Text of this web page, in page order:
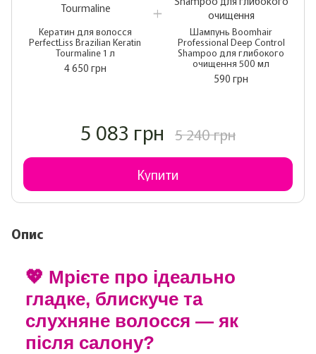
Кератин для волосся
PerfectLiss Brazilian Keratin
Tourmaline 1 л
4 650 грн
Шампунь Boomhair
Professional Deep Control
Shampoo для глибокого
очищення 500 мл
590 грн
5 083 грн 5 240 грн
Купити
Опис
💖 Мрієте про ідеально
гладке, блискуче та
слухняне волосся — як
після салону?